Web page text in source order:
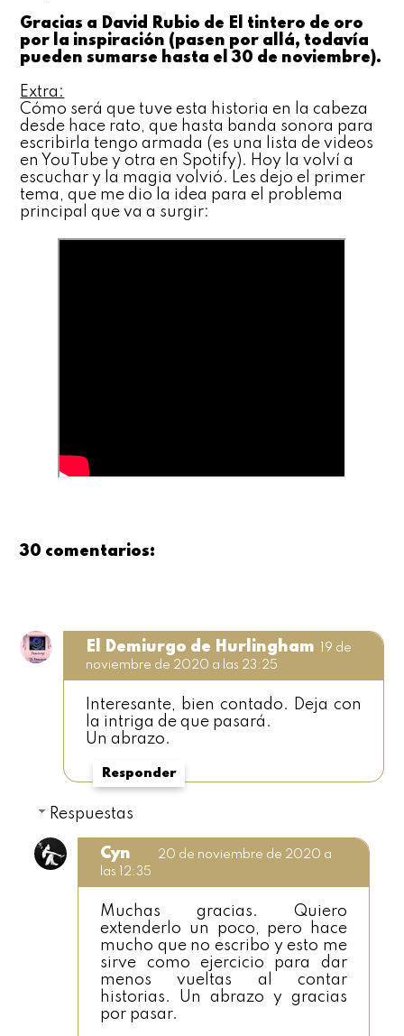
Gracias a David Rubio de El tintero de oro
por la inspiración (pasen por allá, todavía
pueden sumarse hasta el 30 de noviembre).
Extra:
Cómo será que tuve esta historia en la cabeza
desde hace rato, que hasta banda sonora para
escribirla tengo armada (es una lista de videos
en YouTube y otra en Spotify). Hoy la volví a
escuchar y la magia volvió. Les dejo el primer
tema, que me dio la idea para el problema
principal que va a surgir:
30 comentarios:
El Demiurgo de Hurlingham
19 de
noviembre de 2020 a las 23:25
Interesante, bien contado. Deja con
la intriga de que pasará.
Un abrazo.
Responder
Respuestas
Cyn
20 de noviembre de 2020 a
las 12:35
Muchas gracias. Quiero
extenderlo un poco, pero hace
mucho que no escribo y esto me
sirve como ejercicio para dar
menos vueltas al contar
historias. Un abrazo y gracias
por pasar.